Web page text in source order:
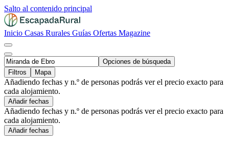
Salto al contenido principal
Inicio Casas Rurales Guías Ofertas Magazine
Opciones de búsqueda
Filtros
Mapa
Añadiendo fechas y n.º de personas podrás ver el precio exacto para
cada alojamiento.
Añadir fechas
Añadiendo fechas y n.º de personas podrás ver el precio exacto para
cada alojamiento.
Añadir fechas